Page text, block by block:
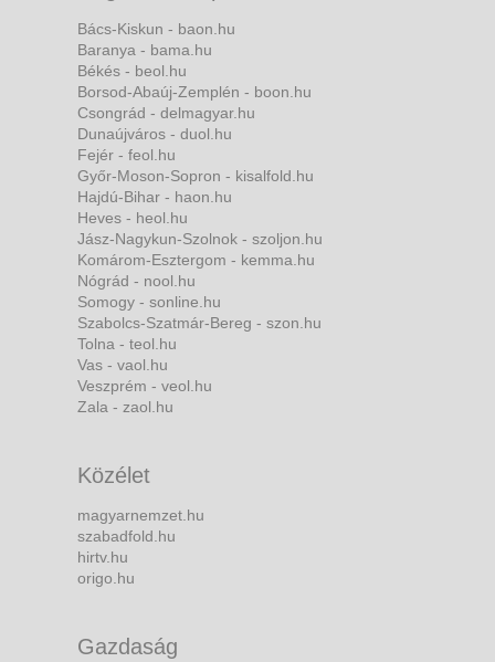
Bács-Kiskun - baon.hu
Baranya - bama.hu
Békés - beol.hu
Borsod-Abaúj-Zemplén - boon.hu
Csongrád - delmagyar.hu
Dunaújváros - duol.hu
Fejér - feol.hu
Győr-Moson-Sopron - kisalfold.hu
Hajdú-Bihar - haon.hu
Heves - heol.hu
Jász-Nagykun-Szolnok - szoljon.hu
Komárom-Esztergom - kemma.hu
Nógrád - nool.hu
Somogy - sonline.hu
Szabolcs-Szatmár-Bereg - szon.hu
Tolna - teol.hu
Vas - vaol.hu
Veszprém - veol.hu
Zala - zaol.hu
Közélet
magyarnemzet.hu
szabadfold.hu
hirtv.hu
origo.hu
Gazdaság